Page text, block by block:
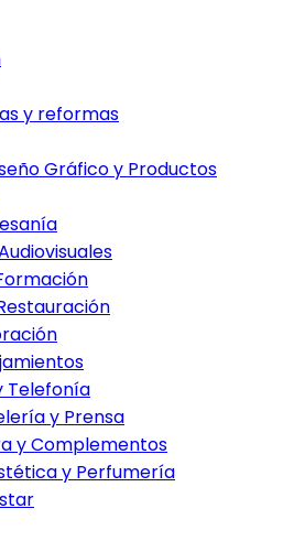
y reformas
Gráfico y Productos
Telefonía
y Prensa
y Complementos
y Perfumería